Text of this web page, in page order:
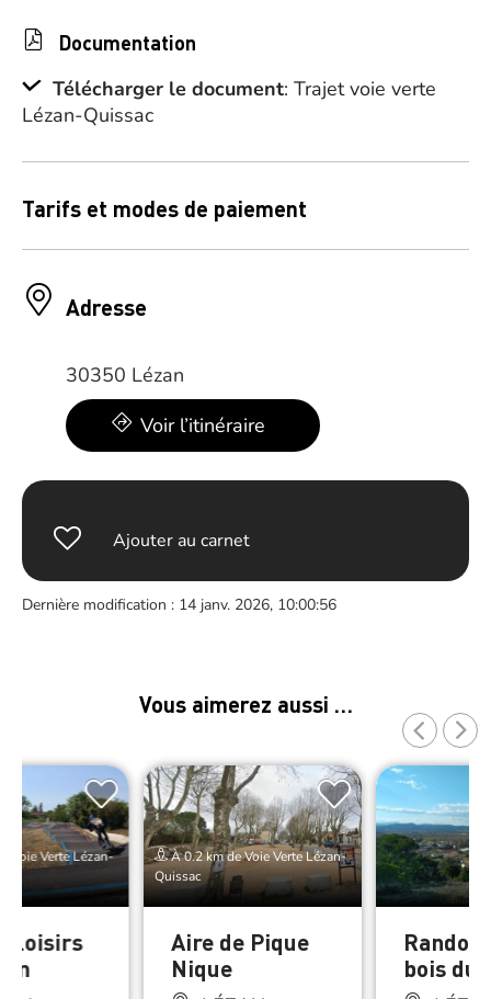
Documentation
Télécharger le document: Trajet voie verte
Lézan-Quissac
Tarifs et modes de paiement
Adresse
30350 Lézan
Voir l’itinéraire
Ajouter au carnet
Dernière modification : 14 janv. 2026, 10:00:56
Vous aimerez aussi …
Voie Verte Lézan-
loisirs
À 0.2 km de Voie Verte Lézan-
Quissac
Aire de Pique
Nique
bois du